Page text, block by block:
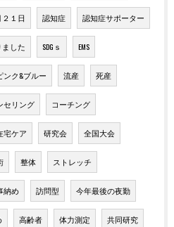
２１日 認知症 認知症サポーター
ました SDGｓ EMS
ンク&ブルー 流産 死産
セリング コーチング
宅ケア 研究会 全国大会
整体 ストレッチ
納め 訪問型 今年最後の夜勤
高齢者 体力測定 共同研究